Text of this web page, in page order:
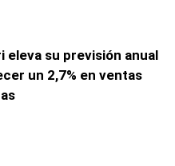
eleva su previsión anual
un 2,7% en ventas